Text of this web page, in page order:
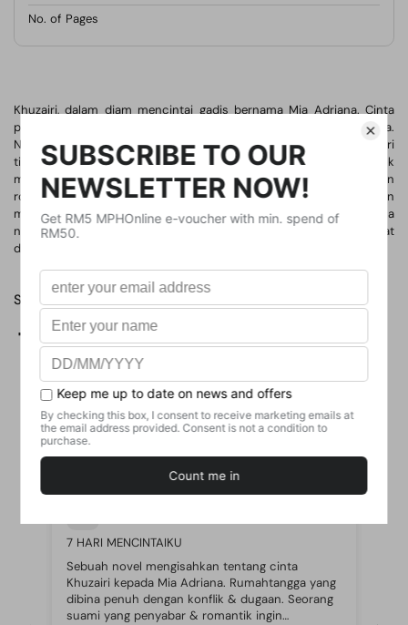
No. of Pages
Khuzairi, dalam diam mencintai gadis bernama Mia Adriana. Cinta
pandang pertama menjadikan dia seorang perindu yang setia.
Namun sifat angkuh dan sombong gadis ini menyebabkan Khuzairi
tidak pernah walau sebesar hama jua menyimpan impian untuk
memilikinya. Mia Adriana bagaikan lupa, hidup ini ibarat putaran
roda, satu waktu keangkuhan dan kesombongan itu akan
memamah dirinya sendiri. Berdoalah, di kala keinsafan menjelma
nanti, cinta lelaki bernama Khuzairi ini belum terpadam lagi buat
dirinya.
Share
Facebook X (Twitter)
Customer Reviews
7 HARI MENCINTAIKU
Sebuah novel mengisahkan tentang cinta
Khuzairi kepada Mia Adriana. Rumahtangga yang
dibina penuh dengan konflik & dugaan. Seorang
suami yang penyabar & romantik ingin